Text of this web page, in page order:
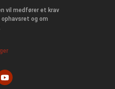
vil medfører et krav
og om